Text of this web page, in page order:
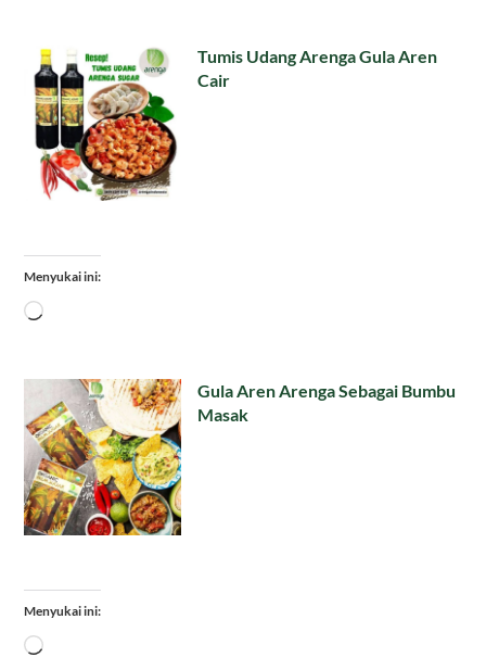
Tumis Udang Arenga Gula Aren
Cair
Menyukai ini:
Memuat...
Gula Aren Arenga Sebagai Bumbu
Masak
Menyukai ini:
Memuat...